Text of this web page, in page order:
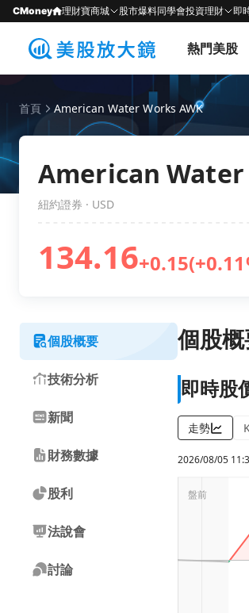
CMoney 理財寶商城 股市爆料同學會投資理財 即
熱門美股
首頁 American Water Works AWK
American
紐約證券 · USD
134.16+0.15
個股概要
技術分析
新聞
財務數據
股利
法說會
討論
個股
即時股
走勢
2026/08/05